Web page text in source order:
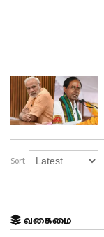
Sort
வகைமை